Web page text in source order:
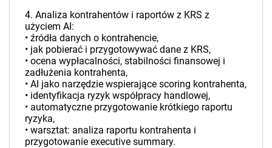
4. Analiza kontrahentów i raportów z KRS z
użyciem AI:
• źródła danych o kontrahencie,
• jak pobierać i przygotowywać dane z KRS,
• ocena wypłacalności, stabilności finansowej i
zadłużenia kontrahenta,
• AI jako narzędzie wspierające scoring kontrahenta,
• identyfikacja ryzyk współpracy handlowej,
• automatyczne przygotowanie krótkiego raportu
ryzyka,
• warsztat: analiza raportu kontrahenta i
przygotowanie executive summary.